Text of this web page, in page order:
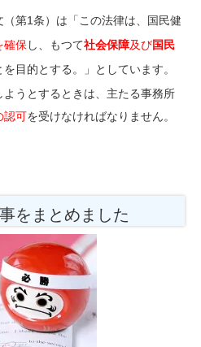
第1条）は「この法律は、
国民健
確保し 、もつて社会保障及び国民
目的とする。」としています。
うとするときは、主たる事務所
認可を受けなければなりません。
をまとめました